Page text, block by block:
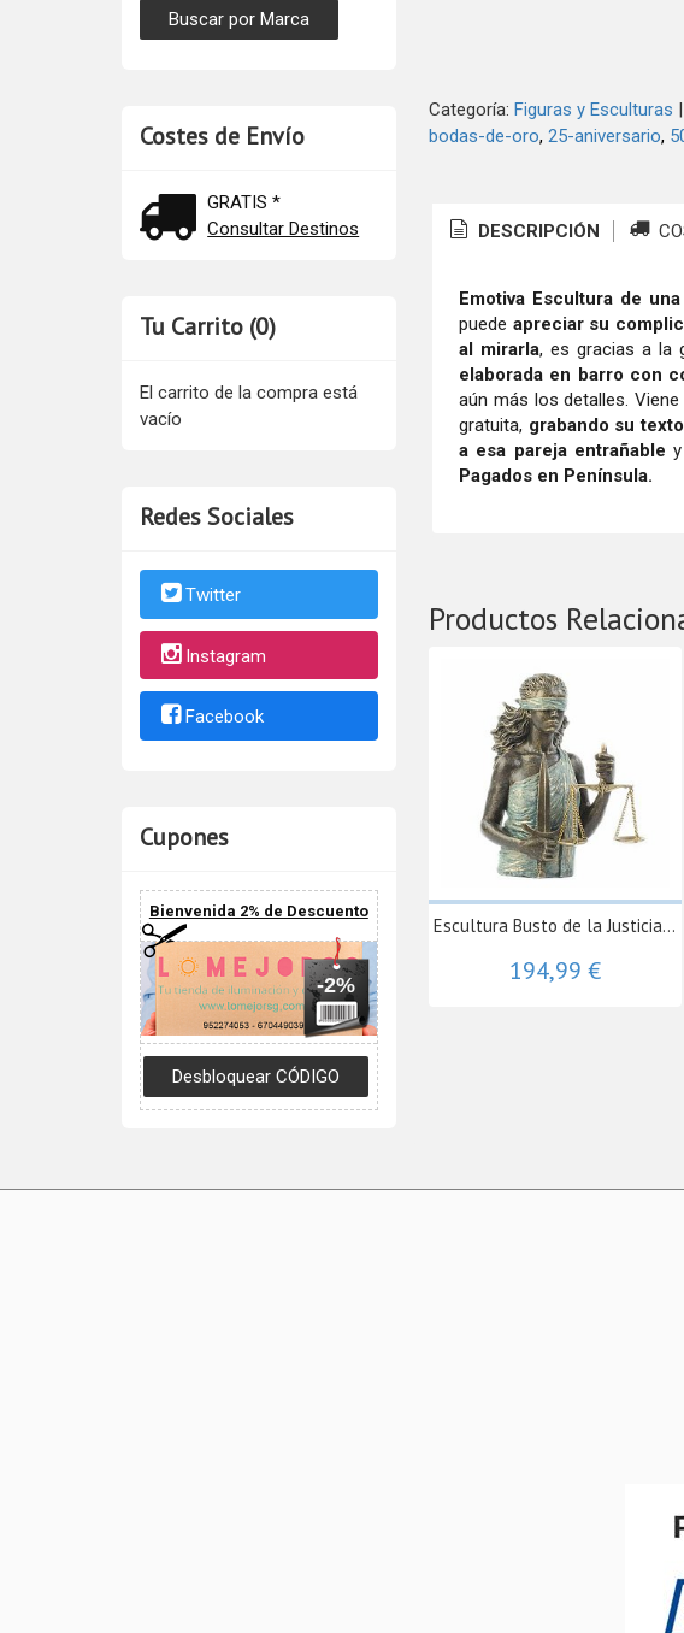
Costes de Envío
GRATIS *
Consultar Destinos
Tu Carrito (0)
El carrito de la compra está
vacío
Redes Sociales
Twitter
Instagram
Facebook
Cupones
Bienvenida 2% de Descuento
-2%
Categoría: Figuras y Esculturas |
bodas-de-oro 25-aniversario
DESCRIPCIÓN
Emotiva Escultura de
puede apreciar su
al mirarla, es gracias a la
elaborada en barro con
aún más los detalles. Viene
gratuita, grabando su
a esa pareja entrañable
Pagados en Península.
Productos
Escultura Busto de la Justicia...
194,99 €